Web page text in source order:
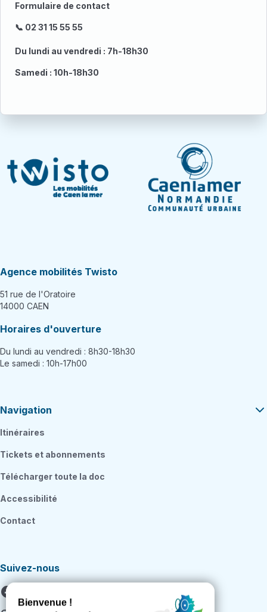
Formulaire de contact
📞 02 31 15 55 55
Du lundi au vendredi : 7h-18h30
Samedi : 10h-18h30
Agence mobilités Twisto
51 rue de l'Oratoire
14000 CAEN
Horaires d'ouverture
Du lundi au vendredi : 8h30-18h30
Le samedi : 10h-17h00
Navigation
Itinéraires
Tickets et abonnements
Télécharger toute la doc
Accessibilité
Contact
Suivez-nous